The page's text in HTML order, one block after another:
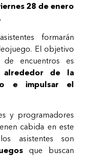
28 de enero
formarán
El objetivo
encuentros es
alrededor de la
e impulsar el
y programadores
cabida en este
asistentes son
que buscan